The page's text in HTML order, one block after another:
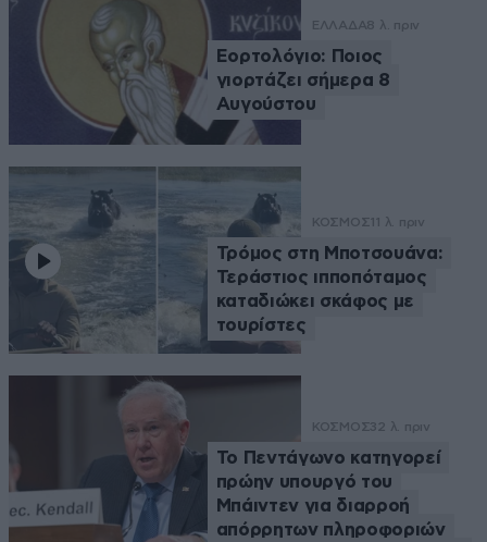
ΕΛΛΑΔΑ8 λ. πριν
Εορτολόγιο: Ποιος
γιορτάζει σήμερα 8
Αυγούστου
ΚΟΣΜΟΣ 11 λ. πριν
Τρόμος στη Μποτσουάνα:
Τεράστιος ιπποπόταμος
καταδιώκει σκάφος με
τουρίστες
ΚΟΣΜΟΣ32 λ. πριν
Το Πεντάγωνο κατηγορεί
πρώην υπουργό του
Μπάιντεν για διαρροή
απόρρητων πληροφοριών